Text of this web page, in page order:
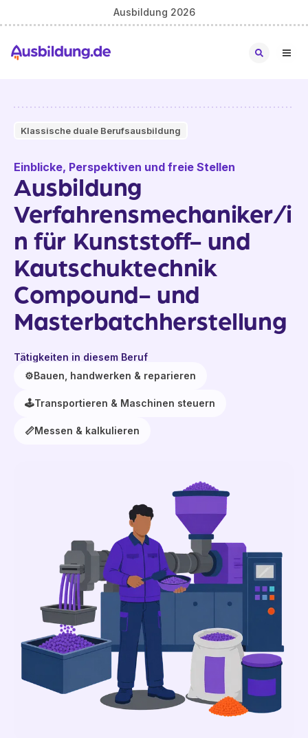
Ausbildung 2026
Klassische duale Berufsausbildung
Einblicke, Perspektiven und freie Stellen
Ausbildung
Verfahrensmechaniker/i
n für Kunststoff- und
Kautschuktechnik
Compound- und
Masterbatchherstellung
Tätigkeiten in diesem Beruf
⚙️Bauen, handwerken & reparieren
🕹️Transportieren & Maschinen steuern
📏Messen & kalkulieren